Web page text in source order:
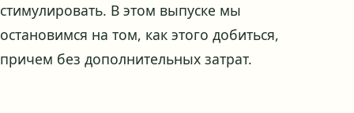
стимулировать. В этом выпуске мы
остановимся на том, как этого добиться,
причем без дополнительных затрат.